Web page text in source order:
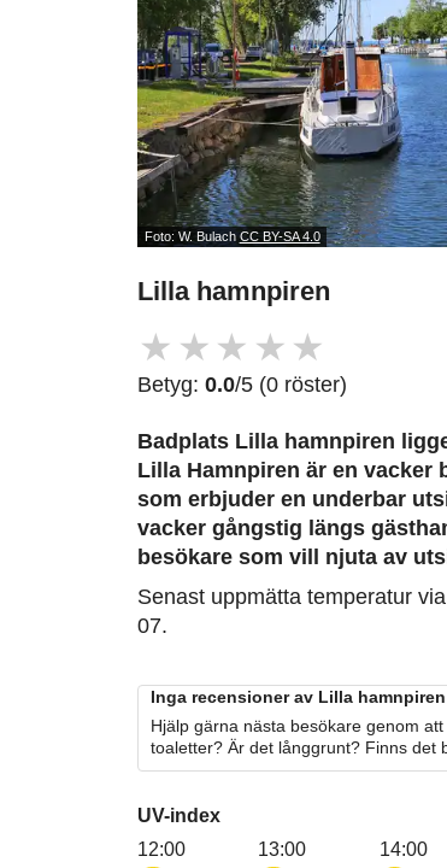
Foto: W. Bulach CC BY-SA 4.0
Lilla hamnpiren
★ ★ ★ ★ ★
Betyg: 0.0/5 (0 röster)
Badplats Lilla hamnpiren
Lilla Hamnpiren är en vacker
som erbjuder en underbar
vacker gångstig längs
besökare som vill njuta av
Senast uppmätta temperatur
07.
Inga recensioner av Lilla
Hjälp gärna nästa besökare genom
toaletter? Är det långgrunt? Finns det
UV-index
12:00
13:00
14:00